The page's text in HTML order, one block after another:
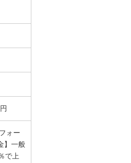
ォー
】一般
で上